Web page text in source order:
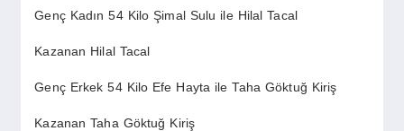
Genç Kadın 54 Kilo Şimal Sulu ile Hilal Tacal
Kazanan Hilal Tacal
Genç Erkek 54 Kilo Efe Hayta ile Taha Göktuğ Kiriş
Kazanan Taha Göktuğ Kiriş